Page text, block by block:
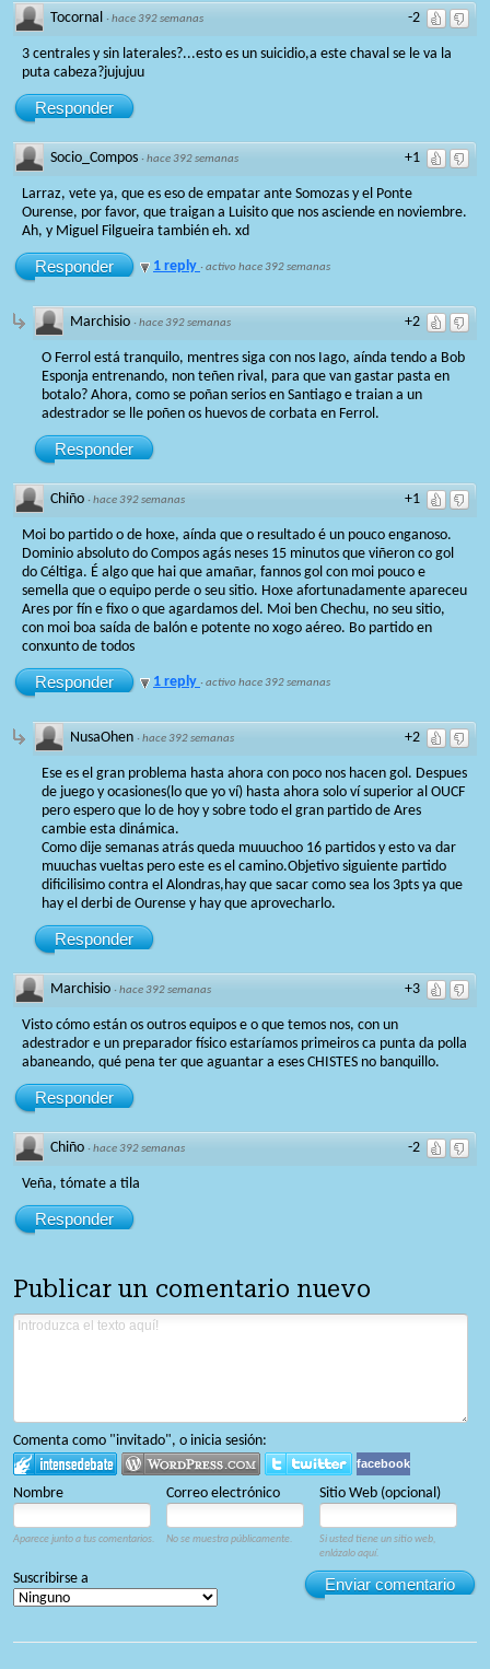
-2
Tocornal ·hace 392 semanas
3 centrales y sin laterales?...esto es un suicidio,a este chaval se le va la
puta cabeza?jujujuu
Responder
+1
Socio_Compos ·hace 392 semanas
Larraz, vete ya, que es eso de empatar ante Somozas y el Ponte
Ourense, por favor, que traigan a Luisito que nos asciende en noviembre.
Ah, y Miguel Filgueira también eh. xd
Responder 1 reply ·activo hace 392 semanas
+2
Marchisio ·hace 392 semanas
O Ferrol está tranquilo, mentres siga con nos Iago, aínda tendo a Bob
Esponja entrenando, non teñen rival, para que van gastar pasta en
botalo? Ahora, como se poñan serios en Santiago e traian a un
adestrador se lle poñen os huevos de corbata en Ferrol.
Responder
+1
Chiño ·hace 392 semanas
Moi bo partido o de hoxe, aínda que o resultado é un pouco enganoso.
Dominio absoluto do Compos agás neses 15 minutos que viñeron co gol
do Céltiga. É algo que hai que amañar, fannos gol con moi pouco e
semella que o equipo perde o seu sitio. Hoxe afortunadamente apareceu
Ares por fín e fixo o que agardamos del. Moi ben Chechu, no seu sitio,
con moi boa saída de balón e potente no xogo aéreo. Bo partido en
conxunto de todos
Responder 1 reply ·activo hace 392 semanas
+2
NusaOhen ·hace 392 semanas
Ese es el gran problema hasta ahora con poco nos hacen gol. Despues
de juego y ocasiones(lo que yo ví) hasta ahora solo ví superior al OUCF
pero espero que lo de hoy y sobre todo el gran partido de Ares
cambie esta dinámica.
Como dije semanas atrás queda muuuchoo 16 partidos y esto va dar
muuchas vueltas pero este es el camino.Objetivo siguiente partido
dificilisimo contra el Alondras,hay que sacar como sea los 3pts ya que
hay el derbi de Ourense y hay que aprovecharlo.
Responder
+3
Marchisio ·hace 392 semanas
Visto cómo están os outros equipos e o que temos nos, con un
adestrador e un preparador físico estaríamos primeiros ca punta da polla
abaneando, qué pena ter que aguantar a eses CHISTES no banquillo.
Responder
-2
Chiño ·hace 392 semanas
Veña, tómate a tila
Responder
Publicar un comentario nuevo
Comenta como "invitado", o inicia sesión:
facebook
Nombre Correo electrónico Sitio Web (opcional)
Aparece junto a tus comentarios. No se muestra públicamente.
Si usted tiene un sitio web,
enlázalo aquí.
Enviar comentario
Suscribirse a